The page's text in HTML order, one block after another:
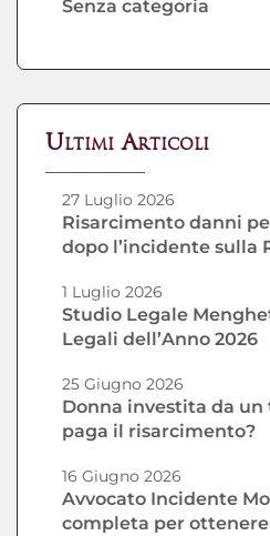
Senza categoria
Ultimi Articoli
Risarcimento danni
dopo l’incidente sulla
27 Luglio 2026
Studio Legale
Legali dell’Anno 2026
1 Luglio 2026
Donna investita da un
paga il risarcimento?
25 Giugno 2026
Avvocato Incidente
completa per
16 Giugno 2026